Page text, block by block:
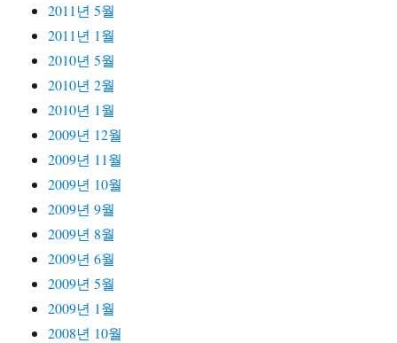
2011년 5월
2011년 1월
2010년 5월
2010년 2월
2010년 1월
2009년 12월
2009년 11월
2009년 10월
2009년 9월
2009년 8월
2009년 6월
2009년 5월
2009년 1월
2008년 10월